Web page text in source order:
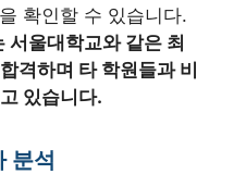
확인할 수 있습니다.
서울대학교와 같은 최
격하며 타 학원들과 비
있습니다.
분석